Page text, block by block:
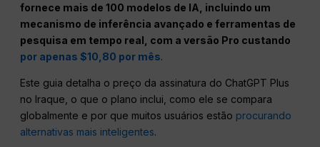
fornece mais de 100 modelos de IA, incluindo um
mecanismo de inferência avançado e ferramentas de
pesquisa em tempo real, com a versão Pro custando
por apenas $10,80 por mês.
Este guia detalha o preço da assinatura do ChatGPT Plus
no Iraque, o que o plano inclui, como ele se compara
globalmente e por que muitos usuários estão procurando
alternativas mais inteligentes.